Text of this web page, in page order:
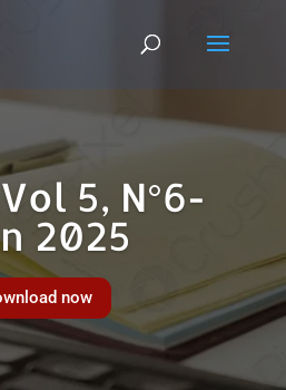
5, N°6-
2025
now